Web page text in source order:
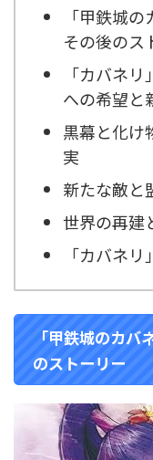
「甲鉄城
その後のス
「カバネ
への希望と
黒幕と化け
実
新たな敵と
世界の再建
「カバネ
「甲鉄城のカ
のストーリー